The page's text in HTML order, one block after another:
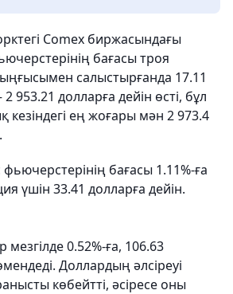
Comex биржасындағы
бағасы троя
салыстырғанда 17.11
953.21 долларға дейін өсті, бұл
кезіндегі ең жоғары мән 2 973.4
бағасы 1.11%-ға
үшін 33.41 долларға дейін.
мезгілде 0.52%-ға, 106.63
Доллардың әлсіреуі
көбейтті, әсіресе оны